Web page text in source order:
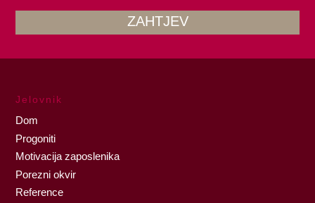
Jelovnik
Dom
Progoniti
Motivacija zaposlenika
Porezni okvir
Reference